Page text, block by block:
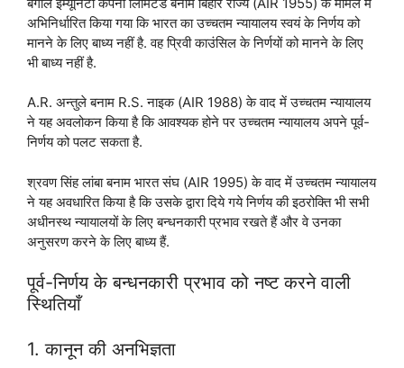
अभिनिर्धारित किया गया कि भारत का उच्चतम न्यायालय स्वयं के निर्णय को
मानने के लिए बाध्य नहीं है. वह प्रिवी काउंसिल के निर्णयों को मानने के लिए
भी बाध्य नहीं है.
A.R. अन्तुले बनाम R.S. नाइक (AIR 1988) के वाद में उच्चतम न्यायालय
ने यह अवलोकन किया है कि आवश्यक होने पर उच्चतम न्यायालय अपने पूर्व-
निर्णय को पलट सकता है.
श्रवण सिंह लांबा बनाम भारत संघ (AIR 1995) के वाद में उच्चतम न्यायालय
ने यह अवधारित किया है कि उसके द्वारा दिये गये निर्णय की इठरोक्ति भी सभी
अधीनस्थ न्यायालयों के लिए बन्धनकारी प्रभाव रखते हैं और वे उनका
अनुसरण करने के लिए बाध्य हैं.
पूर्व-निर्णय के बन्धनकारी प्रभाव को नष्ट करने वाली
स्थितियाँ
1. कानून की अनभिज्ञता